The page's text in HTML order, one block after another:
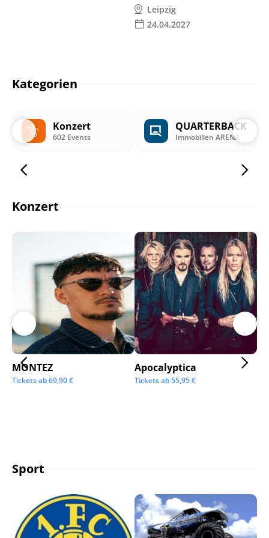
Leipzig
24.04.2027
Kategorien
Konzert
602 Events
QUARTERBACK
Immobilien ARENA
Konzert
MONTEZ
Tickets ab69,90€
Apocalyptica
Tickets ab55,95€
Sport